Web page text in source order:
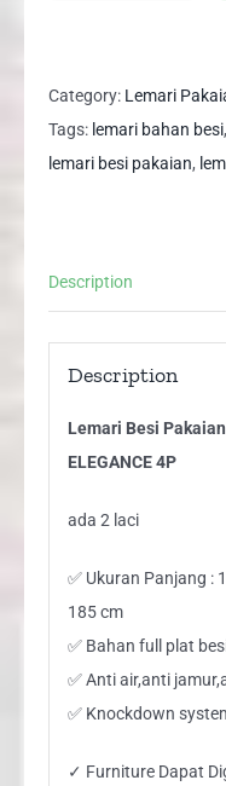
4
Pintu
Putih
4P
Category: Lemari
Tags: lemari bahan besi,
lemari besi pakaian,
Description
Description
Lemari Besi
ELEGANCE 4P
ada 2 laci
✅ Ukuran Panjang :
185 cm
✅ Bahan full plat
✅ Anti air,anti
✅ Knockdown
✓ Furniture Dapat